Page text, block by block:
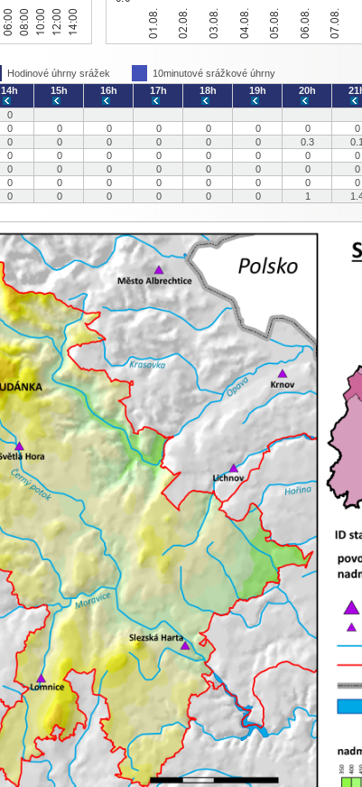
Hodinové úhrny srážek 10minutové srážkové úhrny
14h 15h 16h 17h 18h 19h 20h
0
0 0 0 0 0 0 0 0
0 0 0 0 0 0 0.3 0.1
0 0 0 0 0 0 0 0
0 0 0 0 0 0 0 0
0 0 0 0 0 0 0 0
0 0 0 0 0 0 1